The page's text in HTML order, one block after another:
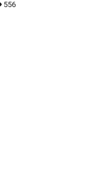
556